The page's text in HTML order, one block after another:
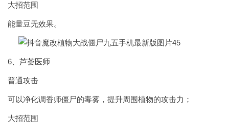
大招范围
能量豆无效果。
6、芦荟医师
普通攻击
可以净化调香师僵尸的毒雾，提升周围植物的攻击力；
大招范围